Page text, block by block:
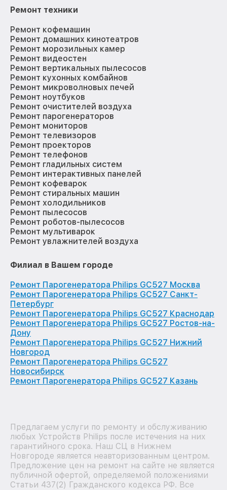
Ремонт техники
Ремонт кофемашин
Ремонт домашних кинотеатров
Ремонт морозильных камер
Ремонт видеостен
Ремонт вертикальных пылесосов
Ремонт кухонных комбайнов
Ремонт микроволновых печей
Ремонт ноутбуков
Ремонт очистителей воздуха
Ремонт парогенераторов
Ремонт мониторов
Ремонт телевизоров
Ремонт проекторов
Ремонт телефонов
Ремонт гладильных систем
Ремонт интерактивных панелей
Ремонт кофеварок
Ремонт стиральных машин
Ремонт холодильников
Ремонт пылесосов
Ремонт роботов-пылесосов
Ремонт мультиварок
Ремонт увлажнителей воздуха
Филиал в Вашем городе
Ремонт Парогенератора Philips GC527 Москва
Ремонт Парогенератора Philips GC527 Санкт-
Петербург
Ремонт Парогенератора Philips GC527 Краснодар
Ремонт Парогенератора Philips GC527 Ростов-на-
Дону
Ремонт Парогенератора Philips GC527 Нижний
Новгород
Ремонт Парогенератора Philips GC527
Новосибирск
Ремонт Парогенератора Philips GC527 Казань
Предлагаем услуги по ремонту и обслуживанию
любых Устройств Philips после истечения на них
гарантийного срока. Наш СЦ в Нижнем
Новгороде является неавторизованным центром.
Предложение цен на ремонт на сайте не является
публичной офертой, определяемой положениями
Статьи 437(2) Гражданского кодекса РФ. Все